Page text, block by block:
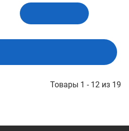
Товары 1 - 12 из 19